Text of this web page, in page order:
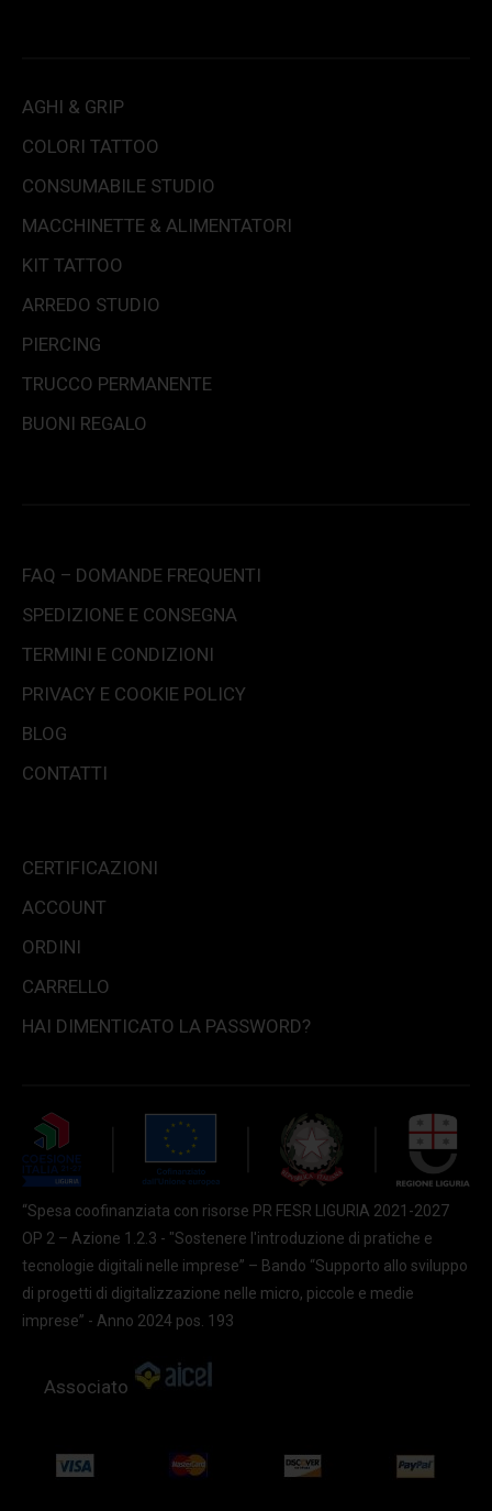
AGHI & GRIP
COLORI TATTOO
CONSUMABILE STUDIO
MACCHINETTE & ALIMENTATORI
KIT TATTOO
ARREDO STUDIO
PIERCING
TRUCCO PERMANENTE
BUONI REGALO
FAQ – DOMANDE FREQUENTI
SPEDIZIONE E CONSEGNA
TERMINI E CONDIZIONI
PRIVACY E COOKIE POLICY
BLOG
CONTATTI
CERTIFICAZIONI
ACCOUNT
ORDINI
CARRELLO
HAI DIMENTICATO LA PASSWORD?
“Spesa coofinanziata con risorse PR FESR LIGURIA 2021-2027
OP 2 – Azione 1.2.3 - "Sostenere l'introduzione di pratiche e
tecnologie digitali nelle imprese” – Bando “Supporto allo sviluppo
di progetti di digitalizzazione nelle micro, piccole e medie
imprese” - Anno 2024 pos. 193
Associato